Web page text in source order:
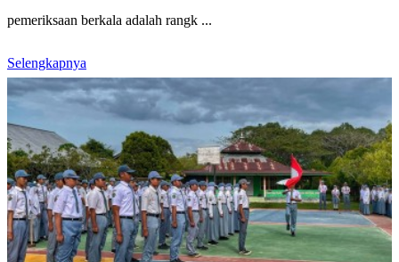
pemeriksaan berkala adalah rangk ...
Selengkapnya